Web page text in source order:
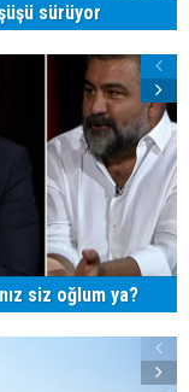
sürüyor
siz oğlum ya?